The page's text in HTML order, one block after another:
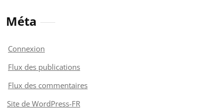
Méta
Connexion
Flux des publications
Flux des commentaires
Site de WordPress-FR